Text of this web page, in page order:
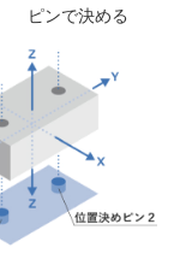
ピンで決める